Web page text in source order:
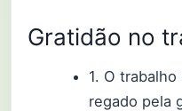
Gratidão no
1. O
regado pela